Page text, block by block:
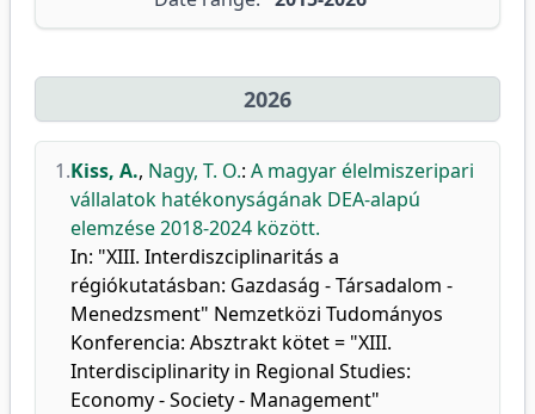
2026
1.Kiss, A., Nagy, T. O.: A magyar élelmiszeripari
vállalatok hatékonyságának DEA-alapú
elemzése 2018-2024 között.
In: "XIII. Interdiszciplinaritás a
régiókutatásban: Gazdaság - Társadalom -
Menedzsment" Nemzetközi Tudományos
Konferencia: Absztrakt kötet = "XIII.
Interdisciplinarity in Regional Studies:
Economy - Society - Management"